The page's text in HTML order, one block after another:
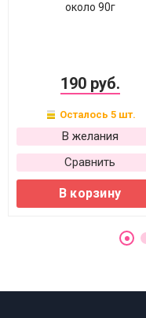
около 90г
190 руб.
Осталось 5 шт.
В желания
Сравнить
В корзину